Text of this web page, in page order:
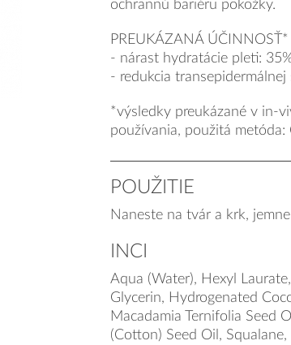
ochrannú bariéru pokožky.
PREUKÁZANÁ ÚČINNOSŤ*
- nárast hydratácie pleti:
- redukcia
*výsledky preukázané v in-
používania, použitá metóda:
POUŽITIE
Naneste na tvár a krk,
INCI
Aqua (Water), Hexyl
Glycerin, Hydrogenated
Macadamia Ternifolia Seed
(Cotton) Seed Oil,